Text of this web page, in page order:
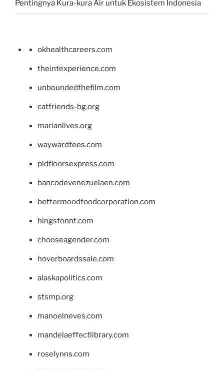
Pentingnya Kura-kura Air untuk Ekosistem Indonesia
okhealthcareers.com
theintexperience.com
unboundedthefilm.com
catfriends-bg.org
marianlives.org
waywardtees.com
pidfloorsexpress.com
bancodevenezuelaen.com
bettermoodfoodcorporation.com
hingstonnt.com
chooseagender.com
hoverboardssale.com
alaskapolitics.com
stsmp.org
manoelneves.com
mandelaeffectlibrary.com
roselynns.com